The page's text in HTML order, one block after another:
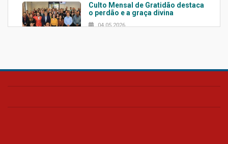
Culto Mensal de Gratidão destaca
o perdão e a graça divina
04.05.2026
Confira como foi o culto mensal